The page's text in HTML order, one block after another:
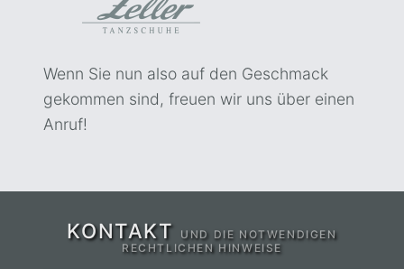
Wenn Sie nun also auf den Geschmack
gekommen sind, freuen wir uns über einen
Anruf!
KONTAKT UND DIE NOTWENDIGEN
RECHTLICHEN HINWEISE